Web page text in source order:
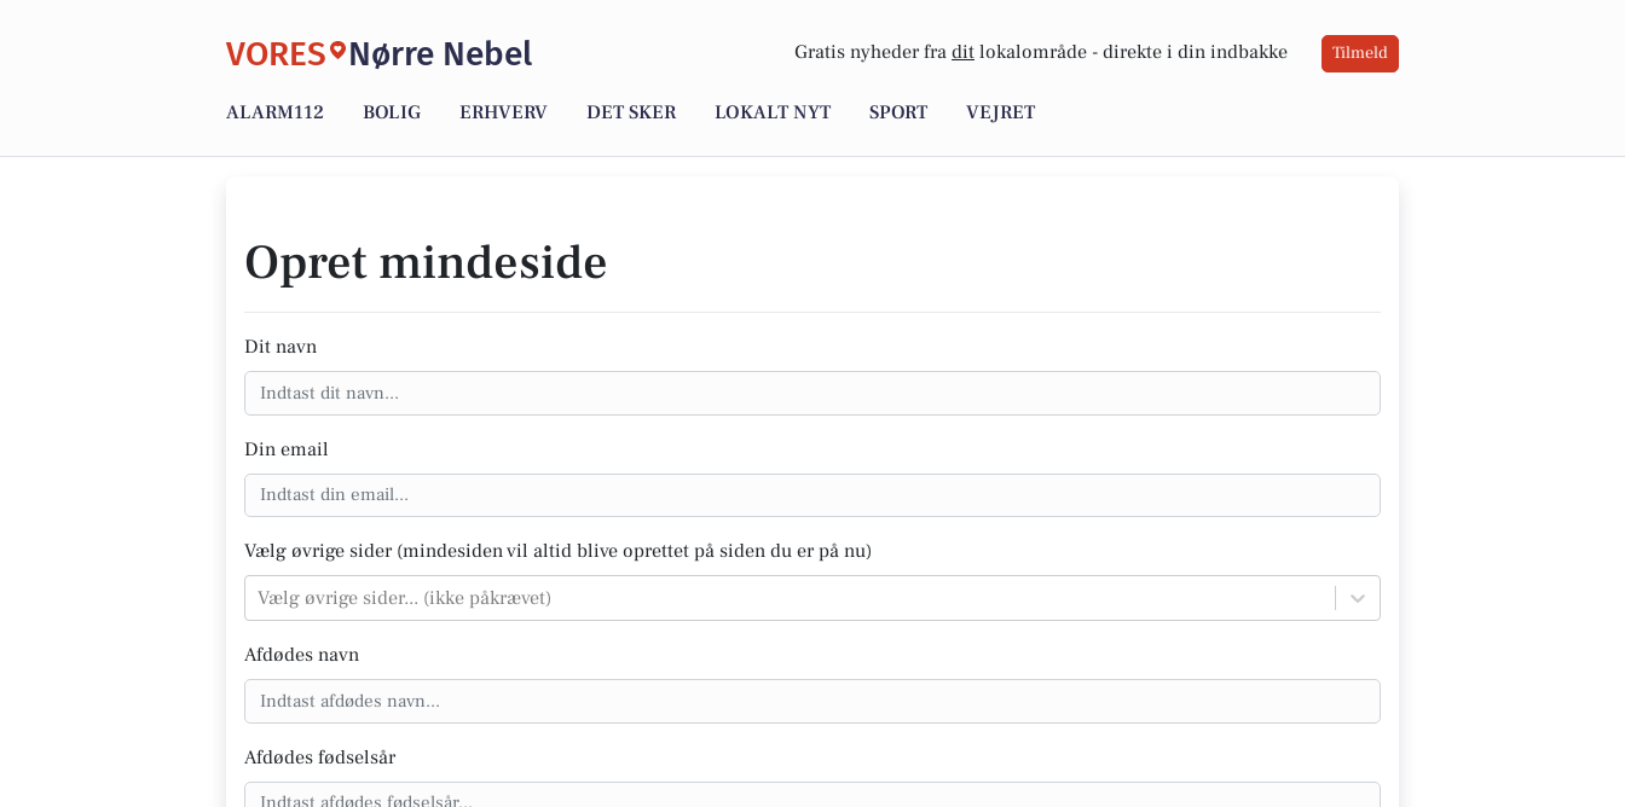
VORES Nørre Nebel Gratis nyheder fra dit lokalområde - direkte i din indbakke Tilmeld
ALARM112 BOLIG ERHVERV DET SKER LOKALT NYT SPORT VEJRET
Opret mindeside
Dit navn
Din email
Vælg øvrige sider (mindesiden vil altid blive oprettet på siden du er på nu)
Vælg øvrige sider... (ikke påkrævet)
Afdødes navn
Afdødes fødselsår